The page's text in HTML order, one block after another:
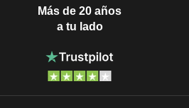
Más de 20 años
a tu lado